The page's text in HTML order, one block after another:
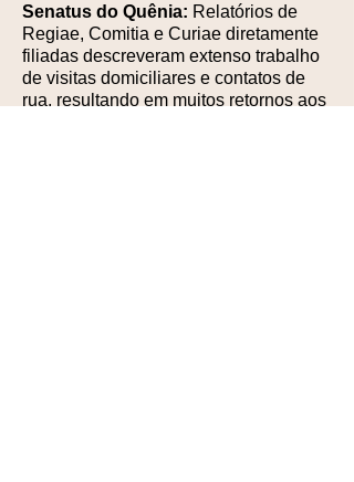
Senatus do Quênia: Relatórios de
Regiae, Comitia e Curiae diretamente
filiadas descreveram extenso trabalho
de visitas domiciliares e contatos de
rua, resultando em muitos retornos aos